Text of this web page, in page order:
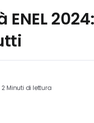
ENEL
2 Minuti di lettura